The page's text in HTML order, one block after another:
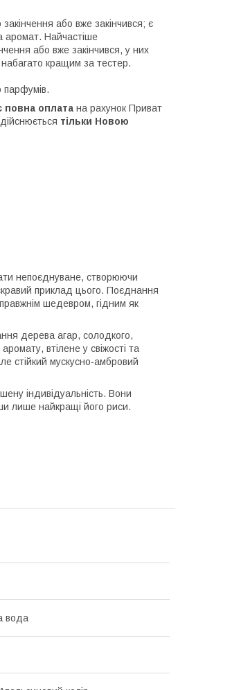
або вже закінчився; є
аромат. Найчастіше
або вже закінчився, у них
кращим за тестер.
повна оплата на рахунок Приват
тільки Новою
непоєднуване, створюючи
приклад цього. Поєднання
шедевром, гідним як
дерева агар, солодкого,
втілене у свіжості та
стійкий мускусно-амбровий
індивідуальність. Вони
лише найкращі його риси.
вода